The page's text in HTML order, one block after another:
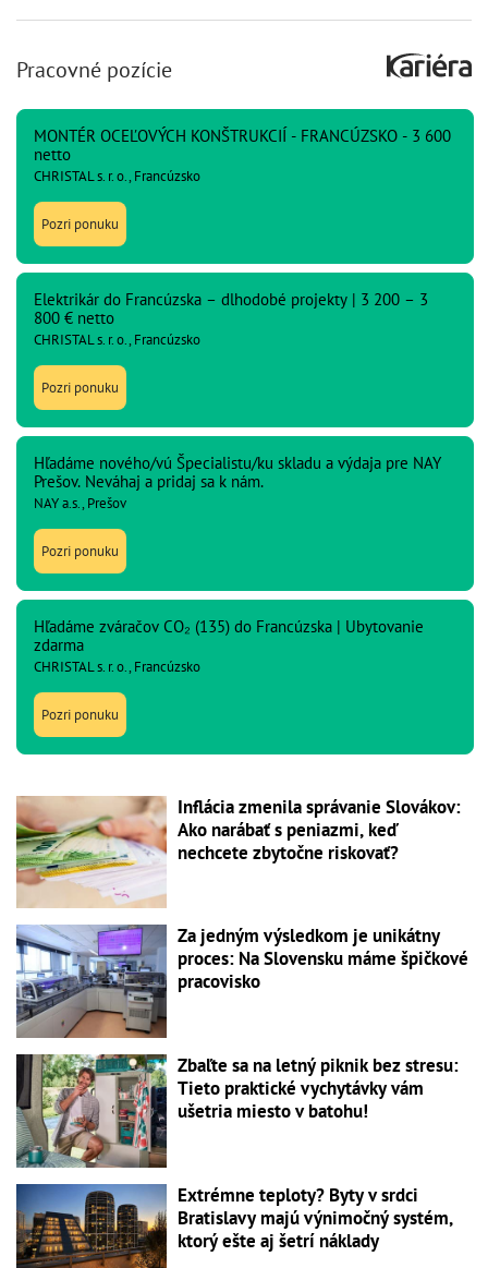
Pracovné pozície
MONTÉR OCEĽOVÝCH KONŠTRUKCIÍ - FRANCÚZSKO - 3 600
netto
CHRISTAL s. r. o., Francúzsko
Pozri ponuku
Elektrikár do Francúzska – dlhodobé projekty | 3 200 – 3
800 € netto
CHRISTAL s. r. o., Francúzsko
Pozri ponuku
Hľadáme nového/vú Špecialistu/ku skladu a výdaja pre NAY
Prešov. Neváhaj a pridaj sa k nám.
NAY a.s., Prešov
Pozri ponuku
Hľadáme zváračov CO₂ (135) do Francúzska | Ubytovanie
zdarma
CHRISTAL s. r. o., Francúzsko
Pozri ponuku
Inflácia zmenila správanie Slovákov:
Ako narábať s peniazmi, keď
nechcete zbytočne riskovať?
Za jedným výsledkom je unikátny
proces: Na Slovensku máme špičkové
pracovisko
Zbaľte sa na letný piknik bez stresu:
Tieto praktické vychytávky vám
ušetria miesto v batohu!
Extrémne teploty? Byty v srdci
Bratislavy majú výnimočný systém,
ktorý ešte aj šetrí náklady